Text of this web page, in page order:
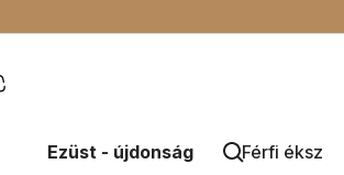
Ezüst - újdonság Férfi